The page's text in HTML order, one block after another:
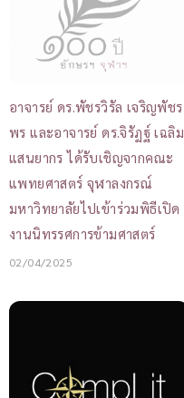
อาจารย์ ดร.พัชรวิรัล เจริญพัชร
พร และอาจารย์ ดร.จิรัฏฐ์ เฉลิม
แสนยากร ได้รับเชิญจากคณะ
แพทยศาสตร์ จุฬาลงกรณ์
มหาวิทยาลัยไปเข้าร่วมพิธีเปิด
งานนิทรรศการข้ามศาสตร์
02/04/2025